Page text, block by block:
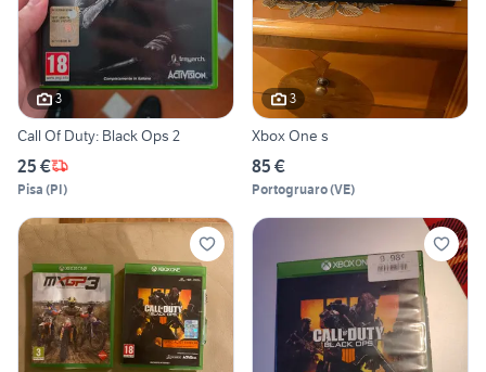
3
Call Of Duty: Black Ops 2
25 €
Pisa (PI)
3
Xbox One s
85 €
Portogruaro(VE)